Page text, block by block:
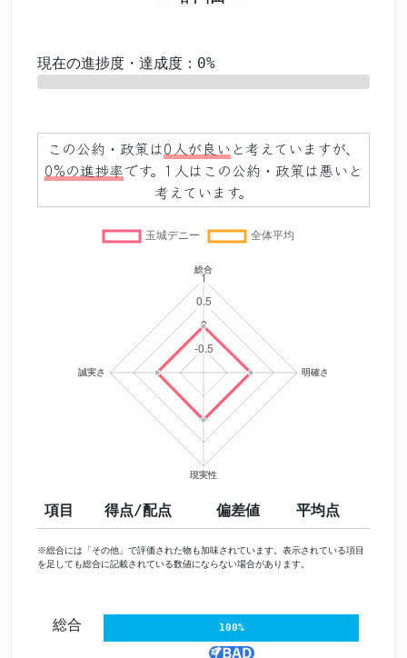
現在の進捗度・達成度：0%
この公約・政策は0人が良い と考えていますが、
0%の進捗率です。1人はこの公約・政策は悪いと
考えています。
項目 得点/配点 偏差値 平均点
※総合には「その他」で評価された物も加味されています。表示されている項目
を足しても総合に記載されている数値にならない場合があります。
総合 100%